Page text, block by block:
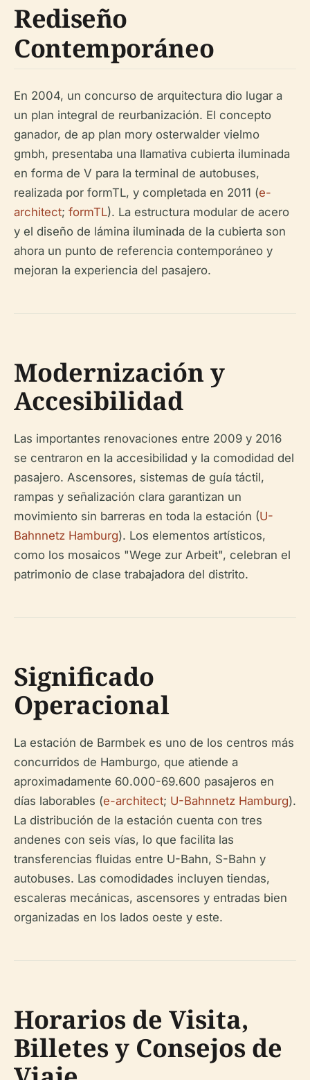
Rediseño
Contemporáneo
En 2004, un concurso de arquitectura dio lugar a
un plan integral de reurbanización. El concepto
ganador, de ap plan mory osterwalder vielmo
gmbh, presentaba una llamativa cubierta iluminada
en forma de V para la terminal de autobuses,
realizada por formTL, y completada en 2011 (e-
architect; formTL). La estructura modular de acero
y el diseño de lámina iluminada de la cubierta son
ahora un punto de referencia contemporáneo y
mejoran la experiencia del pasajero.
Modernización y
Accesibilidad
Las importantes renovaciones entre 2009 y 2016
se centraron en la accesibilidad y la comodidad del
pasajero. Ascensores, sistemas de guía táctil,
rampas y señalización clara garantizan un
movimiento sin barreras en toda la estación (U-
Bahnnetz Hamburg). Los elementos artísticos,
como los mosaicos "Wege zur Arbeit", celebran el
patrimonio de clase trabajadora del distrito.
Significado
Operacional
La estación de Barmbek es uno de los centros más
concurridos de Hamburgo, que atiende a
aproximadamente 60.000-69.600 pasajeros en
días laborables (e-architect; U-Bahnnetz Hamburg).
La distribución de la estación cuenta con tres
andenes con seis vías, lo que facilita las
transferencias fluidas entre U-Bahn, S-Bahn y
autobuses. Las comodidades incluyen tiendas,
escaleras mecánicas, ascensores y entradas bien
organizadas en los lados oeste y este.
Horarios de Visita,
Billetes y Consejos de